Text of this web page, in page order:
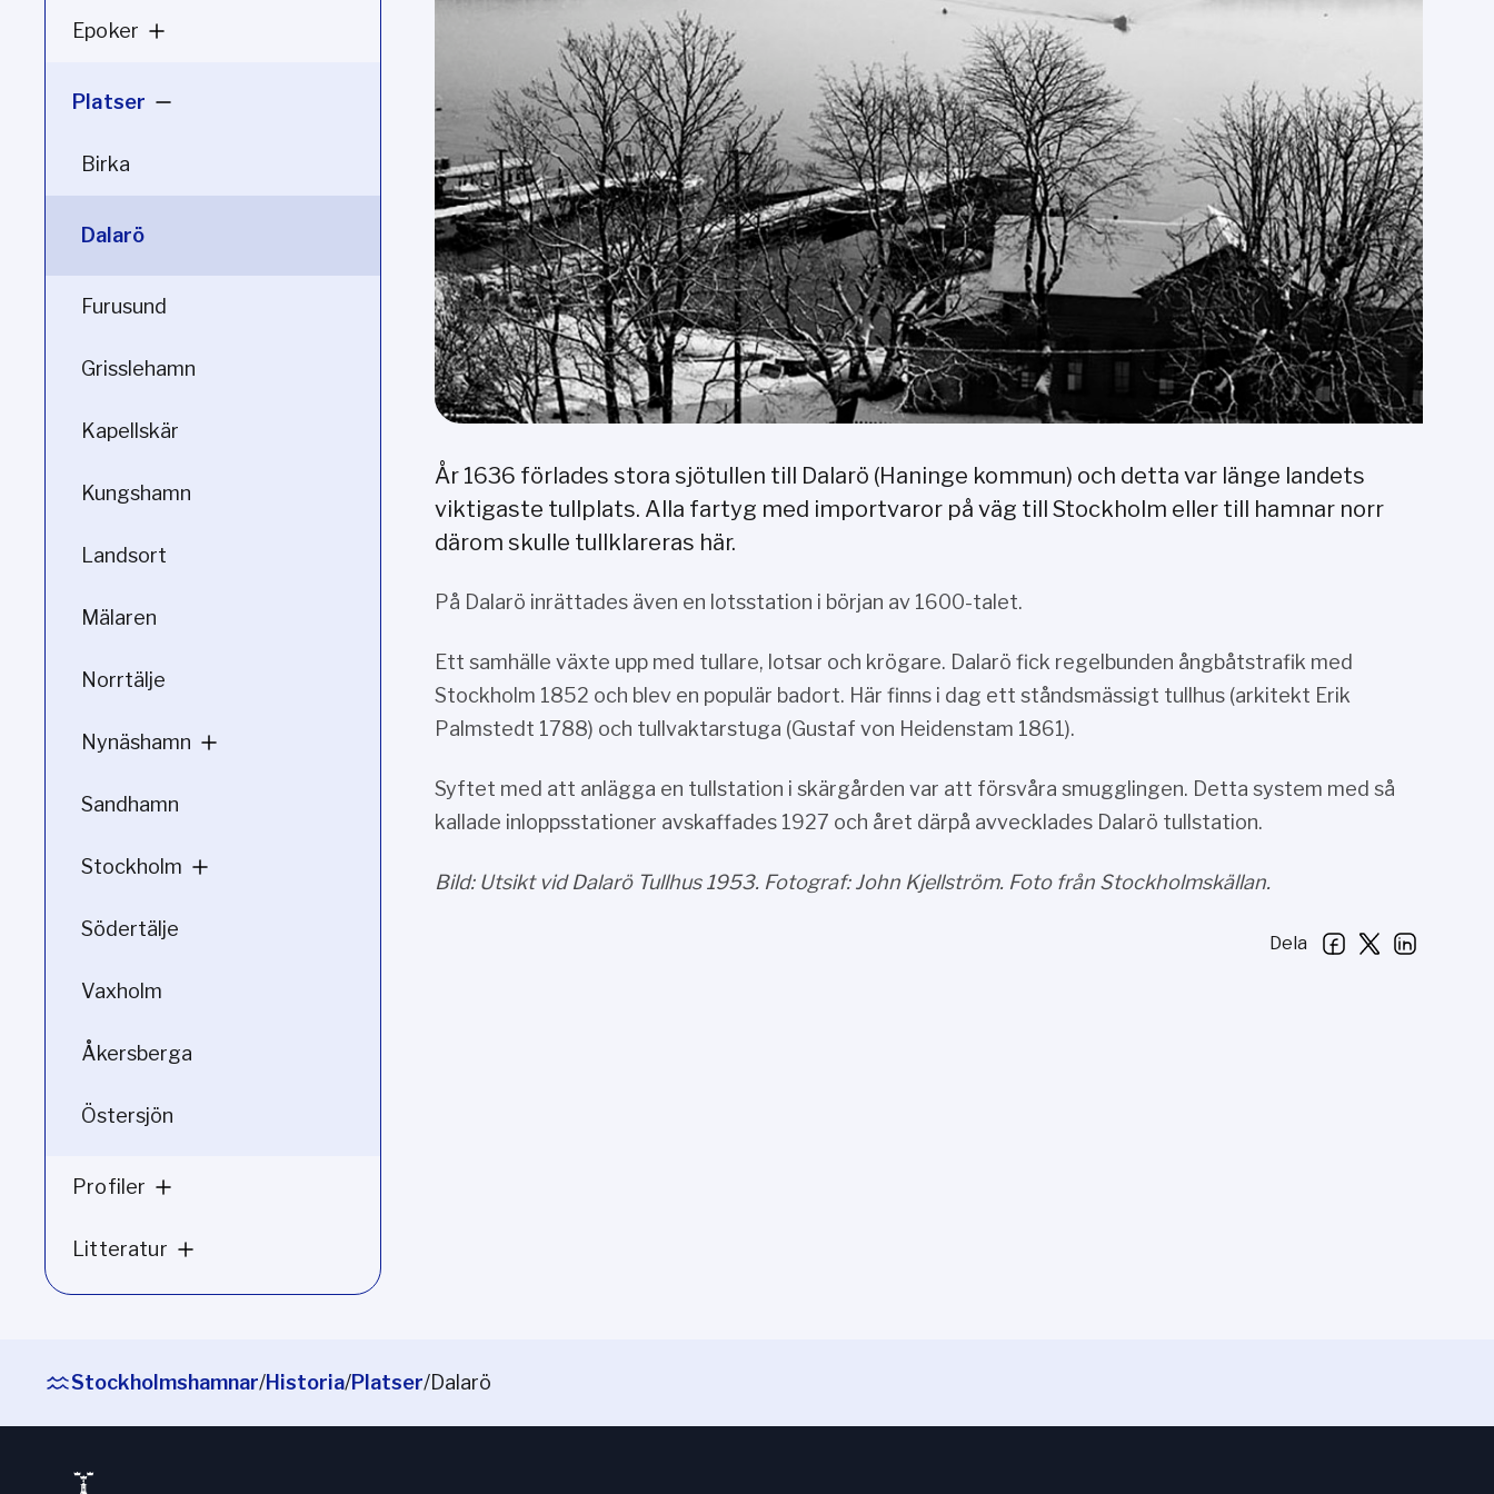
Epoker
Platser
Birka
Dalarö
Furusund
Grisslehamn
Kapellskär
Kungshamn
Landsort
Mälaren
Norrtälje
Nynäshamn
Sandhamn
Stockholm
Södertälje
Vaxholm
Åkersberga
Östersjön
Profiler
Litteratur
År 1636 förlades stora sjötullen till Dalarö (Haninge kommun) och detta var länge landets
viktigaste tullplats. Alla fartyg med importvaror på väg till Stockholm eller till hamnar norr
därom skulle tullklareras här.
På Dalarö inrättades även en lotsstation i början av 1600-talet.
Ett samhälle växte upp med tullare, lotsar och krögare. Dalarö fick regelbunden ångbåtstrafik med
Stockholm 1852 och blev en populär badort. Här finns i dag ett ståndsmässigt tullhus (arkitekt Erik
Palmstedt 1788) och tullvaktarstuga (Gustaf von Heidenstam 1861).
Syftet med att anlägga en tullstation i skärgården var att försvåra smugglingen. Detta system med så
kallade inloppsstationer avskaffades 1927 och året därpå avvecklades Dalarö tullstation.
Bild: Utsikt vid Dalarö Tullhus 1953. Fotograf: John Kjellström. Foto från Stockholmskällan.
Dela
Stockholmshamnar/Historia/Platser/Dalarö